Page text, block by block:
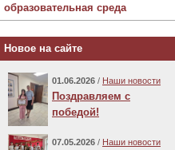
образовательная среда
Новое на сайте
01.06.2026 / Наши новости
Поздравляем с
победой!
07.05.2026 / Наши новости